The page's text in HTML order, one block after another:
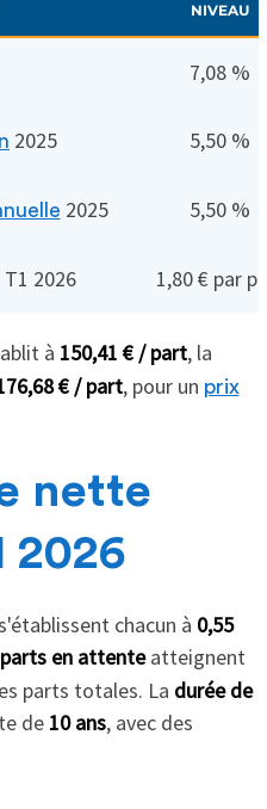
NIVEAU
7,08 %
2025 5,50 %
2025 5,50 %
2026 1,80 € par
à 150,41 € / part, la
€ / part, pour un prix
nette
2026
chacun à 0,55
parts en attenteatteignent
parts totales. La durée de
de 10 ans, avec des